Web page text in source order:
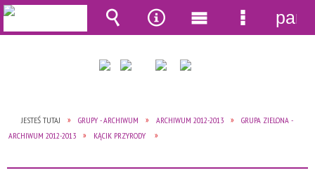
JESTEŚ TUTAJ GRUPY - ARCHIWUM ARCHIWUM 2012-2013
GRUPA ZIELONA -
ARCHIWUM 2012-2013
KĄCIK PRZYRODY
Wyszukiwarka
Narzędzia
Menu
główne
Menu